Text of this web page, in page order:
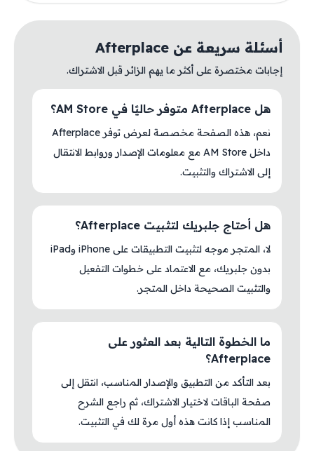
أسئلة سريعة عن Afterplace
إجابات مختصرة على أكثر ما يهم الزائر قبل الاشتراك.
هل Afterplace متوفر حاليًا في AM Store؟
نعم، هذه الصفحة مخصصة لعرض توفر Afterplace
داخل AM Store مع معلومات الإصدار وروابط الانتقال
إلى الاشتراك والتثبيت.
هل أحتاج جلبريك لتثبيت Afterplace؟
لا، المتجر موجه لتثبيت التطبيقات على iPhone وiPad
بدون جلبريك، مع الاعتماد على خطوات التفعيل
والتثبيت الصحيحة داخل المتجر.
ما الخطوة التالية بعد العثور على
Afterplace؟
بعد التأكد من التطبيق والإصدار المناسب، انتقل إلى
صفحة الباقات لاختيار الاشتراك، ثم راجع الشرح
المناسب إذا كانت هذه أول مرة لك في التثبيت.